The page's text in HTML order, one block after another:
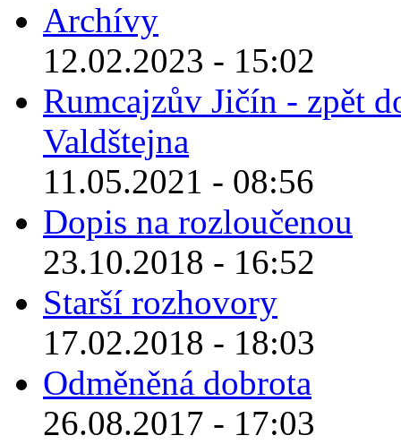
Archívy
12.02.2023 - 15:02
Rumcajzův Jičín - zpět
Valdštejna
11.05.2021 - 08:56
Dopis na rozloučenou
23.10.2018 - 16:52
Starší rozhovory
17.02.2018 - 18:03
Odměněná dobrota
26.08.2017 - 17:03